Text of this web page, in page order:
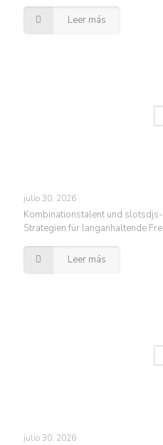
Leer más
julio 30, 2026
Kombinationstalent und
Strategien für langanhaltende
Leer más
julio 30, 2026